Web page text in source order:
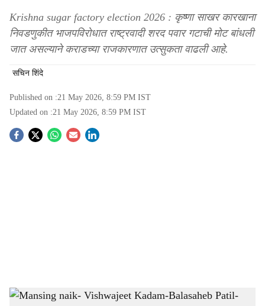
Krishna sugar factory election 2026 : कृष्णा साखर कारखाना
निवडणुकीत भाजपविरोधात राष्ट्रवादी शरद पवार गटाची मोट बांधली
जात असल्याने कराडच्या राजकारणात उत्सुकता वाढली आहे.
सचिन शिंदे
Published on :21 May 2026, 8:59 PM IST
Updated on :21 May 2026, 8:59 PM IST
S
Mansing naik- Vishwajeet Kadam-Balasaheb Patil-Jayant Patil-Sarkarnama